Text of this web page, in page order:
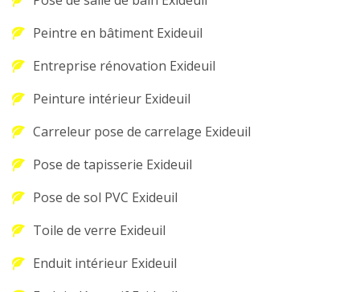
Peintre en bâtiment Exideuil
Entreprise rénovation Exideuil
Peinture intérieur Exideuil
Carreleur pose de carrelage Exideuil
Pose de tapisserie Exideuil
Pose de sol PVC Exideuil
Toile de verre Exideuil
Enduit intérieur Exideuil